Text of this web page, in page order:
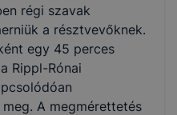
régi szavak
a résztvevőknek.
egy 45 perces
Rippl-Rónai
A megmérettetés